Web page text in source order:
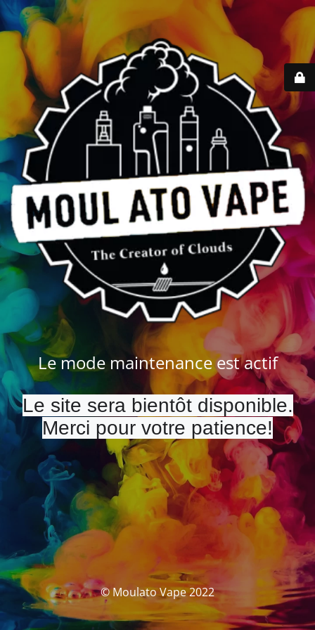
Le mode maintenance est actif
Le site sera bientôt disponible.
Merci pour votre patience!
© Moulato Vape 2022